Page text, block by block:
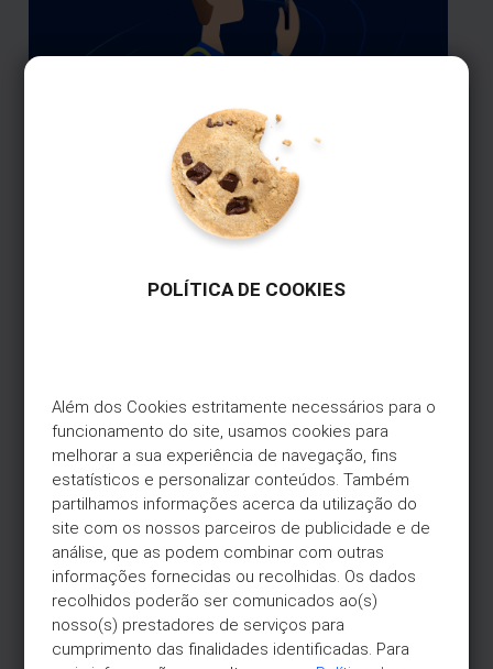
POLÍTICA DE COOKIES
Além dos Cookies estritamente necessários para o
funcionamento do site, usamos cookies para
melhorar a sua experiência de navegação, fins
estatísticos e personalizar conteúdos. Também
partilhamos informações acerca da utilização do
site com os nossos parceiros de publicidade e de
análise, que as podem combinar com outras
informações fornecidas ou recolhidas. Os dados
recolhidos poderão ser comunicados ao(s)
nosso(s) prestadores de serviços para
cumprimento das finalidades identificadas. Para
O Universo
Faça a gestão do seu cartão de
crédito e finanças de forma
rápida e prática na App Universo.
Este verão, ganhe até
em combustível
Abasteça 50€ ou mais na Galp.
Ganhe até 5€ de volta em combustível.